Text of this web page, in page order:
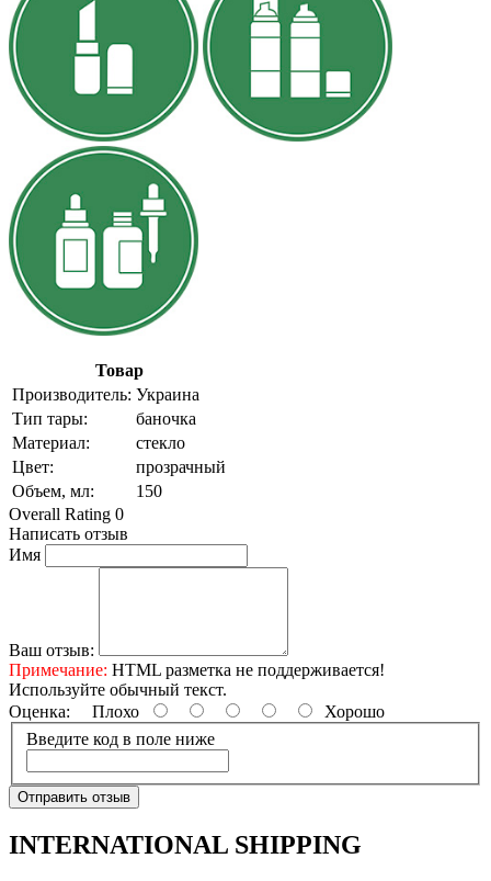
Товар
Производитель: Украина
Тип тары:
баночка
Материал:
стекло
Цвет:
прозрачный
Объем, мл:
150
Overall Rating 0
Написать отзыв
Имя
Ваш отзыв:
Примечание: HTML разметка не поддерживается!
Используйте обычный текст.
Оценка: Плохо
Хорошо
Введите код в поле ниже
Отправить отзыв
INTERNATIONAL SHIPPING